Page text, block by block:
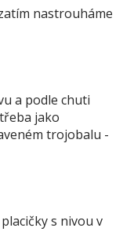
nastrouháme
a podle chuti
jako
trojobalu -
s nivou v